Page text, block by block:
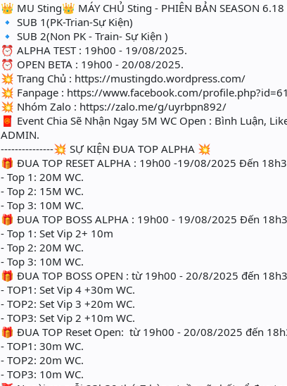
👑 MU Sting👑 MÁY CHỦ Sting - PHIÊN BẢN SEASON 6.18
🔹 SUB 1(PK-Trian-Sự Kiện)
🔹 SUB 2(Non PK - Train- Sự Kiện )
⏰ ALPHA TEST : 19h00 - 19/08/2025.
⏰ OPEN BETA : 19h00 - 20/08/2025.
💥 Trang Chủ : https://mustingdo.wordpress.com/
💥 Fanpage : https://www.facebook.com/
💥 Nhóm Zalo : https://zalo.me/g/uyrbpn892/
🧧 Event Chia Sẽ Nhận Ngay 5M WC Open : Bình Luận,
ADMIN.
---------------💥 SỰ KIỆN ĐUA TOP ALPHA 💥
🎁 ĐUA TOP RESET ALPHA : 19h00 -19/08/2025 Đến
- Top 1: 20M WC.
- Top 2: 15M WC.
- Top 3: 10M WC.
🎁 ĐUA TOP BOSS ALPHA : 19h00 - 19/08/2025 Đến
- Top 1: Set Vip 2+ 10m
- Top 2: 20M WC.
- Top 3: 10M WC.
🎁 ĐUA TOP BOSS OPEN : từ 19h00 - 20/8/2025 đến
- TOP1: Set Vip 4 +30m WC.
- TOP2: Set Vip 3 +20m WC.
- TOP3: Set Vip 2 +10m WC.
🎁 ĐUA TOP Reset Open: từ 19h00 - 20/08/2025 đến
- TOP1: 30m WC.
- TOP2: 20m WC.
- TOP3: 10m WC.